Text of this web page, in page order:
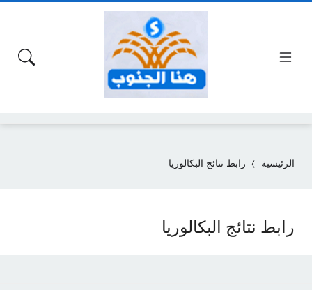
الرئيسية رابط نتائج البكالوريا
رابط نتائج البكالوريا